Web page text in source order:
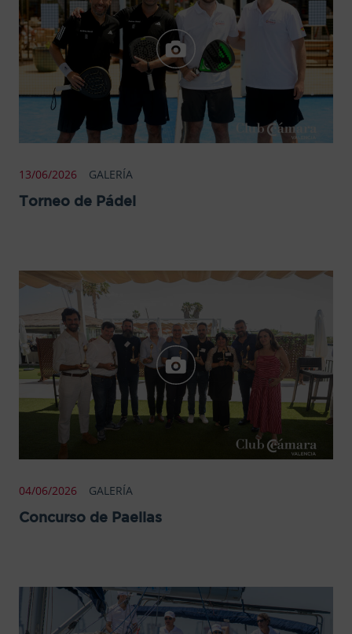
13/06/2026 GALERÍA
Torneo de Pádel
04/06/2026 GALERÍA
Concurso de Paellas